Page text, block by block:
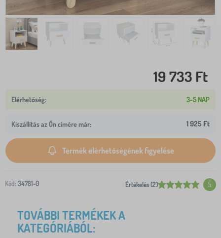
19 733 Ft
3-5 NAP
Kiszállítás az Ön címére már: 1 925 Ft
Termék elérhetőségének figyelése
Kód: 34781-0 Értékelés (2) 5
TOVÁBBI TERMÉKEK A
KATEGÓRIÁBÓL: